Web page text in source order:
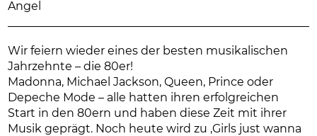
Angel
Wir feiern wieder eines der besten musikalischen
Jahrzehnte – die 80er!
Madonna, Michael Jackson, Queen, Prince oder
Depeche Mode – alle hatten ihren erfolgreichen
Start in den 80ern und haben diese Zeit mit ihrer
Musik geprägt. Noch heute wird zu ‚Girls just wanna